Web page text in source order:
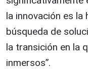
la innovación es la
búsqueda de
la transición en la
inmersos”.